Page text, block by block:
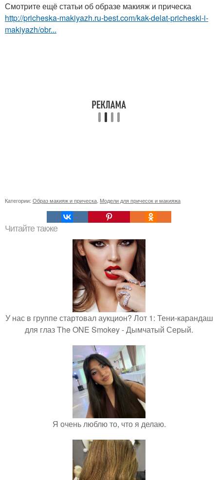
Смотрите ещё статьи об образе макияж и прическа
http://pricheska-makiyazh.ru-best.com/kak-delat-pricheski-i-
makiyazh/obr...
Категории: Образ макияж и прическа Модели для причесок и макияжа
Читайте также
У нас в группе стартовал аукцион? Лот 1: Тени-карандаш
для глаз The ONE Smokey - Дымчатый Серый.
Я очень люблю то, что я делаю.